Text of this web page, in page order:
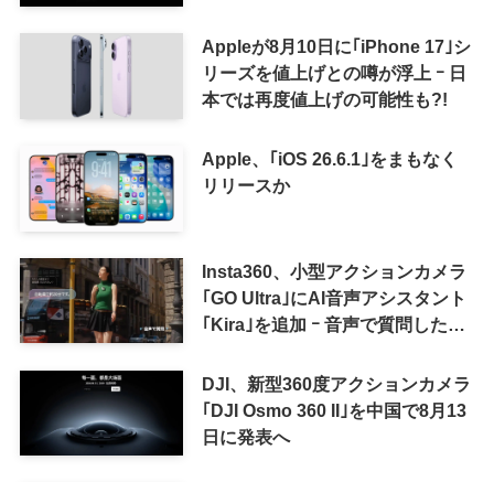
Appleが8月10日に｢iPhone 17｣シ
リーズを値上げとの噂が浮上 ｰ 日
本では再度値上げの可能性も?!
Apple、｢iOS 26.6.1｣をまもなく
リリースか
Insta360、小型アクションカメラ
｢GO Ultra｣にAI音声アシスタント
｢Kira｣を追加 ｰ 音声で質問した
可能に
DJI、新型360度アクションカメラ
｢DJI Osmo 360 II｣を中国で8月13
日に発表へ